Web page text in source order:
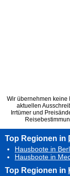
Wir übernehmen keine
aktuellen
Irrtümer und
Top Regionen in
Hausboote in
Hausboote in
Top Regionen in